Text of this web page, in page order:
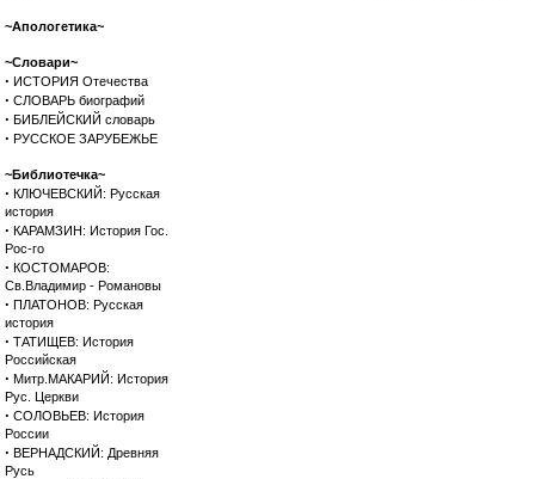
~Апологетика~
~Словари~
· ИСТОРИЯ Отечества
· СЛОВАРЬ биографий
· БИБЛЕЙСКИЙ словарь
· РУССКОЕ ЗАРУБЕЖЬЕ
~Библиотечка~
· КЛЮЧЕВСКИЙ: Русская
история
· КАРАМЗИН: История Гос.
Рос-го
· КОСТОМАРОВ:
Св.Владимир - Романовы
· ПЛАТОНОВ: Русская
история
· ТАТИЩЕВ: История
Российская
· Митр.МАКАРИЙ: История
Рус. Церкви
· СОЛОВЬЕВ: История
России
· ВЕРНАДСКИЙ: Древняя
Русь